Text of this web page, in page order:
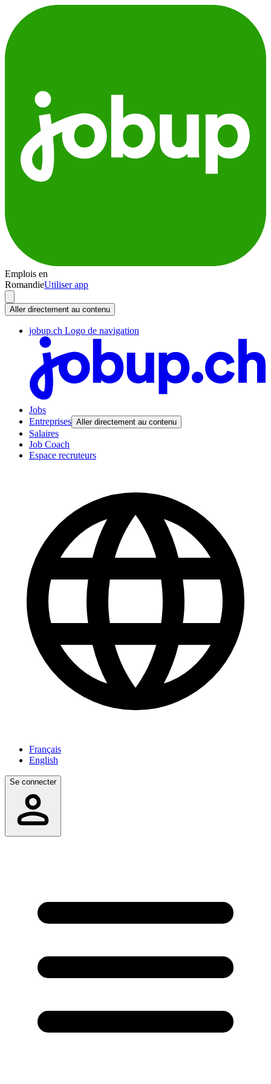
Emplois en
RomandieUtiliser app
Aller directement au contenu
jobup.ch Logo de navigation
Jobs
Entreprises Aller directement au contenu
Salaires
Job Coach
Espace recruteurs
Français
English
Se connecter